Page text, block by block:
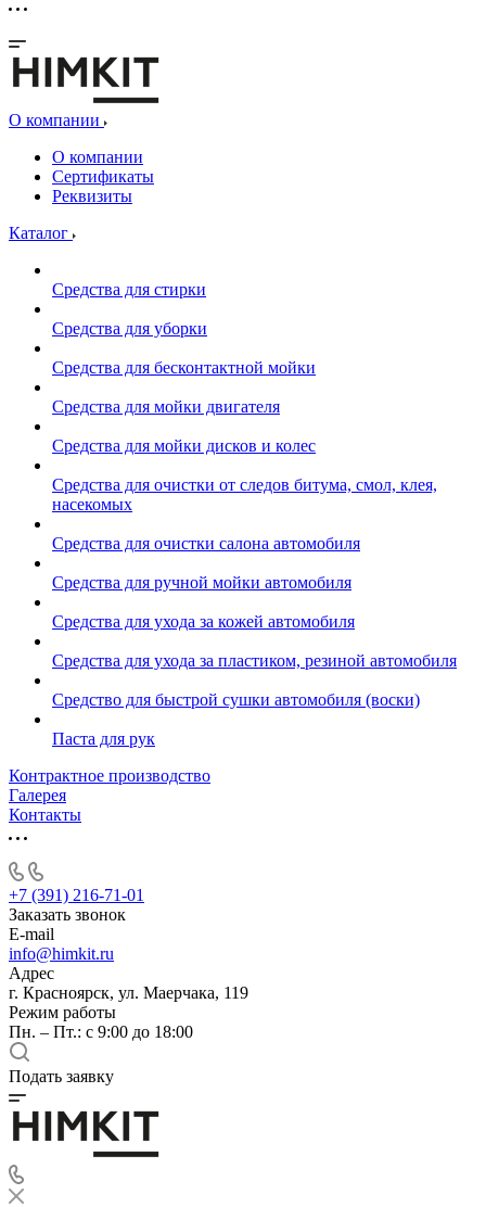
О компании
О компании
Сертификаты
Реквизиты
Каталог
Средства для стирки
Средства для уборки
Средства для бесконтактной мойки
Средства для мойки двигателя
Средства для мойки дисков и колес
Средства для очистки от следов битума, смол, клея,
насекомых
Средства для очистки салона автомобиля
Средства для ручной мойки автомобиля
Средства для ухода за кожей автомобиля
Средства для ухода за пластиком, резиной автомобиля
Средство для быстрой сушки автомобиля (воски)
Паста для рук
Контрактное производство
Галерея
Контакты
+7 (391) 216-71-01
Заказать звонок
E-mail
info@himkit.ru
Адрес
г. Красноярск, ул. Маерчака, 119
Режим работы
Пн. – Пт.: с 9:00 до 18:00
Подать заявку